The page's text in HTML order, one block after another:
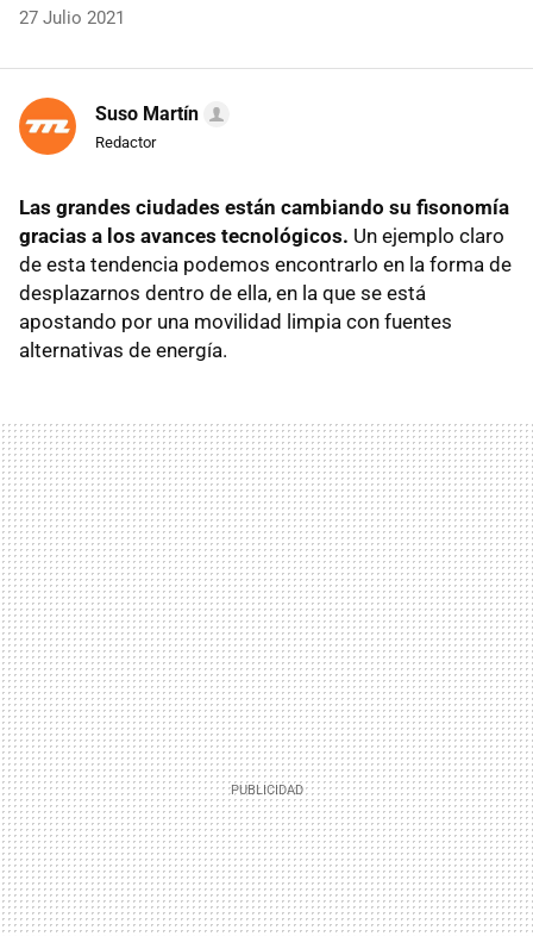
27 Julio 2021
Suso Martín
Redactor
Las grandes ciudades están cambiando su fisonomía
gracias a los avances tecnológicos. Un ejemplo claro
de esta tendencia podemos encontrarlo en la forma de
desplazarnos dentro de ella, en la que se está
apostando por una movilidad limpia con fuentes
alternativas de energía.